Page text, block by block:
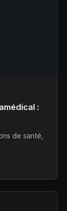
:
de santé,